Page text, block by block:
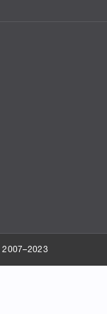
2007–2023